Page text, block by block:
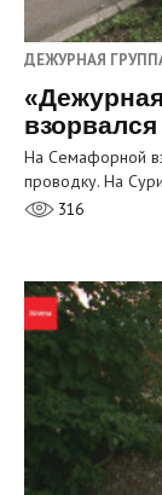
ДЕЖУРНАЯ
На Семафорной
проводку. На
316